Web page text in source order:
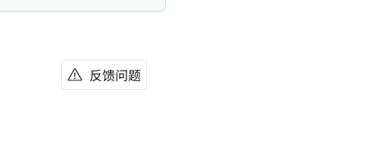
反馈问题